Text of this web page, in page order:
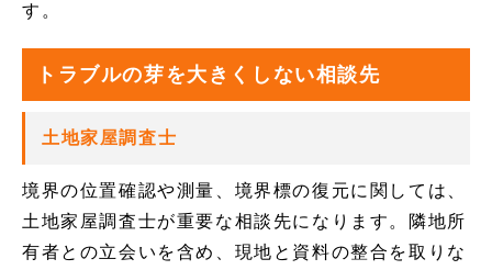
す。
トラブルの芽を大きくしない相談先
土地家屋調査士
境界の位置確認や測量、境界標の復元に関しては、
土地家屋調査士が重要な相談先になります。隣地所
有者との立会いを含め、現地と資料の整合を取りな